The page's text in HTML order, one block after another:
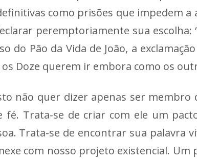
como prisões que impedem
peremptoriamente sua
do Pão da Vida de João, a
Doze querem ir embora como os
não quer dizer apenas ser
fé. Trata-se de criar com ele um
Trata-se de encontrar sua palavra
com nosso projeto existencial.